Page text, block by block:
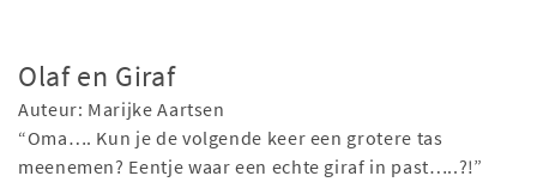
Olaf en Giraf
Auteur: Marijke Aartsen
“Oma…. Kun je de volgende keer een grotere tas
meenemen? Eentje waar een echte giraf in past…..?!”